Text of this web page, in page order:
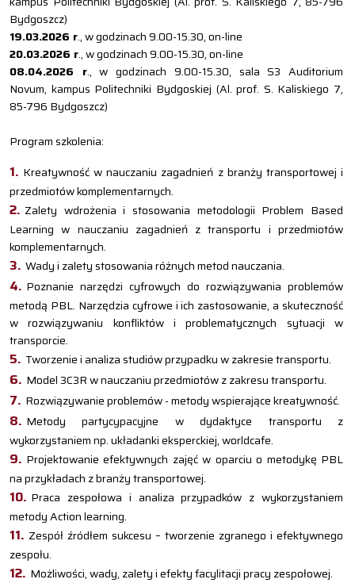
Bydgoszcz)
19.03.2026 r., w godzinach 9.00-15.30, on-line
20.03.2026 r., w godzinach 9.00-15.30, on-line
08.04.2026 r., w godzinach 9.00-15.30, sala S3 Auditorium
Novum, kampus Politechniki Bydgoskiej (Al. prof. S. Kaliskiego 7,
85-796 Bydgoszcz)
Program szkolenia:
Kreatywność w nauczaniu zagadnień z branży transportowej i
przedmiotów komplementarnych.
Zalety wdrożenia i stosowania metodologii Problem Based
Learning w nauczaniu zagadnień z transportu i przedmiotów
komplementarnych.
Wady i zalety stosowania różnych metod nauczania.
Poznanie narzędzi cyfrowych do rozwiązywania problemów
metodą PBL. Narzędzia cyfrowe i ich zastosowanie, a skuteczność
w rozwiązywaniu konfliktów i problematycznych sytuacji w
transporcie.
Tworzenie i analiza studiów przypadku w zakresie transportu.
Model 3C3R w nauczaniu przedmiotów z zakresu transportu.
Rozwiązywanie problemów - metody wspierające kreatywność.
Metody partycypacyjne w dydaktyce transportu z
wykorzystaniem np. układanki eksperckiej, worldcafe.
Projektowanie efektywnych zajęć w oparciu o metodykę PBL
na przykładach z branży transportowej.
Praca zespołowa i analiza przypadków z wykorzystaniem
metody Action learning.
Zespół źródłem sukcesu – tworzenie zgranego i efektywnego
zespołu.
Możliwości, wady, zalety i efekty facylitacji pracy zespołowej.